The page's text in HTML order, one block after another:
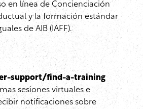
en línea de Concienciación
y la formación estándar
de AIB (IAFF).
support/find-a-training
sesiones virtuales e
notificaciones sobre